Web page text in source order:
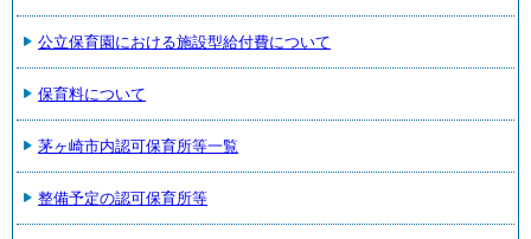
公立保育園における施設型給付費について
保育料について
茅ヶ崎市内認可保育所等一覧
整備予定の認可保育所等